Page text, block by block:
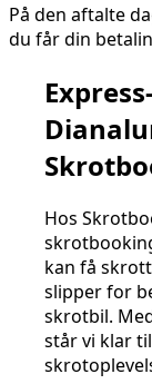
På den aftalte
du får din
Hos
kan få
slipper for
skrotbil.
står vi klar